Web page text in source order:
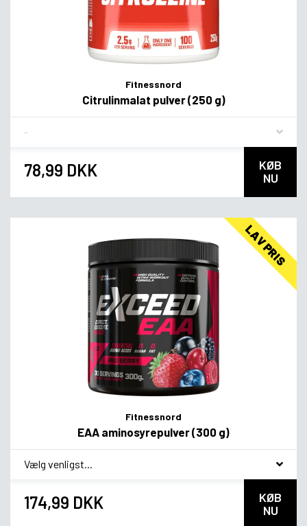
Fitnessnord
Citrulinmalat pulver (250 g)
78,99 DKK
KØB
NU
LAV PRIS
Fitnessnord
EAA aminosyrepulver (300 g)
* Smagsvariant
174,99 DKK
KØB
NU